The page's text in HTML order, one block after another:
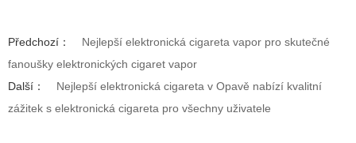
Předchozí：
Nejlepší elektronická cigareta vapor pro skutečné
fanoušky elektronických cigaret vapor
Další：
Nejlepší elektronická cigareta v Opavě nabízí kvalitní
zážitek s elektronická cigareta pro všechny uživatele